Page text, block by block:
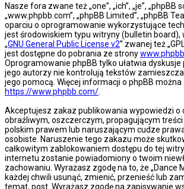
Nasze fora zwane też „one”, „ich”, „je”, „phpBB
„www.phpbb.com”, „phpBB Limited”, „phpBB
oparciu o oprogramowanie wykorzystujące
jest środowiskiem typu witryny (bulletin board),
„GNU General Public License v2” zwanej też
jest dostępne do pobrania ze strony
Oprogramowanie phpBB tylko ułatwia
jego autorzy nie kontrolują tekstów
jego pomocą. Więcej informacji o phpBB
https://www.phpbb.com/
Akceptujesz zakaz publikowania wypowiedzi o
obraźliwym, oszczerczym, propagującym
polskim prawem lub naruszającym cudze
osobiste. Naruszenie tego zakazu może
całkowitym zablokowaniem dostępu do tej
internetu zostanie powiadomiony o twoim
zachowaniu. Wyrażasz zgodę na to, że „Dance
każdej chwili usunąć, zmienić, przenieść lub
temat, post. Wyrażasz zgodę na zapisywanie